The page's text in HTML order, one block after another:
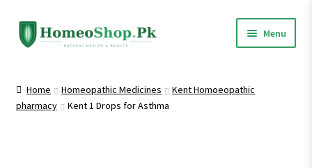
Skip
to
Skip
to
Menu
Shop All
Home Homeopathic Medicines
Kent Homoeopathic
pharmacy
Kent 1 Drops for Asthma